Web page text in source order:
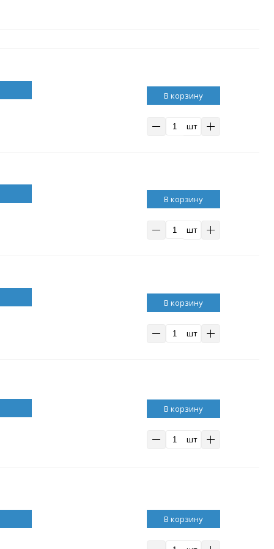
В корзину
шт
В корзину
шт
В корзину
шт
В корзину
шт
В корзину